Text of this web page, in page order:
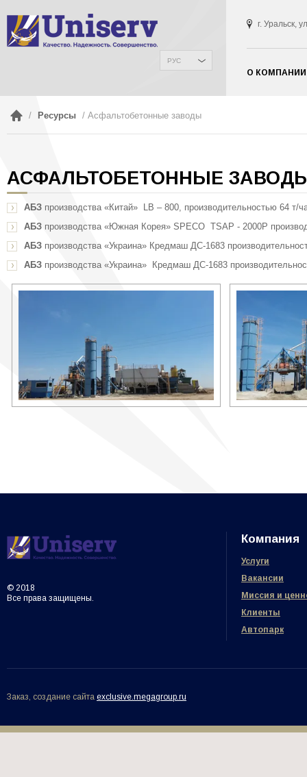
РУС
г. Уральск,
О КОМПАНИИ
/ Ресурсы / Асфальтобетонные заводы
АСФАЛЬТОБЕТОННЫЕ
АБЗ производства «Китай» LB – 800, производительностью 64 т/
АБЗ производства «Южная Корея» SPECO TSAP - 2000Р
АБЗ производства «Украина» Кредмаш ДС-1683
АБЗ производства «Украина» Кредмаш ДС-1683
© 2018
Все права защищены.
Компания
Услуги
Вакансии
Миссия и
Клиенты
Автопарк
Заказ, создание сайта exclusive.megagroup.ru